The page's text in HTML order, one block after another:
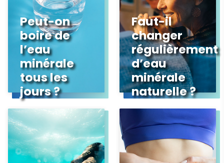
Peut-on
boire de
l’eau
minérale
tous les
jours ?
Faut-il
changer
régulièrement
d’eau
minérale
naturelle ?